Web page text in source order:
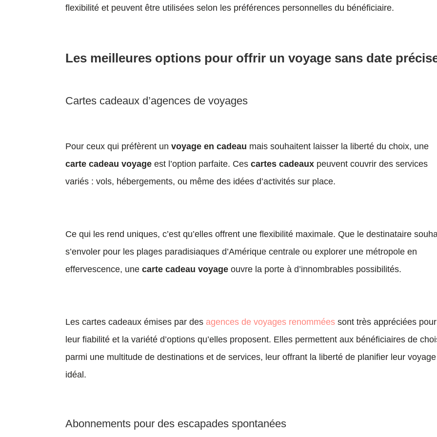
flexibilité et peuvent être utilisées selon les préférences personnelles du bénéficiaire.
Les meilleures options pour offrir un voyage sans date
Cartes cadeaux d’agences de voyages
Pour ceux qui préfèrent unvoyage en cadeau mais souhaitent laisser la liberté du choix, une
carte cadeau voyage est l’option parfaite. Cescartes cadeaux peuvent couvrir des services
variés : vols, hébergements, ou même des idées d’activités sur place.
Ce qui les rend uniques, c’est qu’elles offrent une flexibilité maximale. Que le destinataire
s’envoler pour les plages paradisiaques d’Amérique centrale ou explorer une métropole en
effervescence, unecarte cadeau voyage ouvre la porte à d’innombrables possibilités.
Les cartes cadeaux émises par des agences de voyages renommées sont très appréciées pour
leur fiabilité et la variété d’options qu’elles proposent. Elles permettent aux bénéficiaires de
parmi une multitude de destinations et de services, leur offrant la liberté de planifier leur voyage
idéal.
Abonnements pour des escapades spontanées